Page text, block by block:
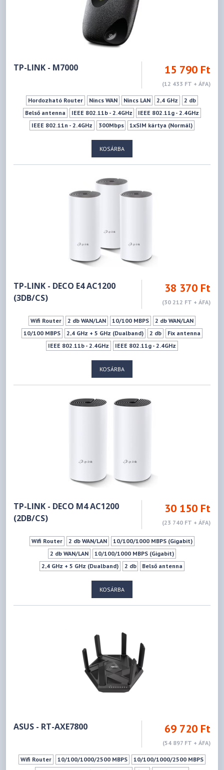
TP-LINK - M7000 15 790 Ft
(12 433 FT + ÁFA)
Hordozható Router Nincs WAN Nincs LAN 2,4 GHz
2 db
Belső antenna
IEEE 802.11b - 2.4GHz
IEEE 802.11g - 2.4GHz
IEEE 802.11n - 2.4GHz
300Mbps 1xSIM kártya (Normál)
KOSÁRBA
TP-LINK - DECO E4 AC1200
(3DB/CS)
38 370 Ft
(30 212 FT + ÁFA)
Wifi Router 2 db WAN/LAN 10/100 MBPS
2 db WAN/LAN
10/100 MBPS
2,4 GHz + 5 GHz (Dualband) 2 db
Fix antenna
IEEE 802.11b - 2.4GHz
IEEE 802.11g - 2.4GHz
300Mbps 867Mbps
KOSÁRBA
TP-LINK - DECO M4 AC1200
(2DB/CS)
30 150 Ft
(23 740 FT + ÁFA)
Wifi Router 2 db WAN/LAN
10/100/1000 MBPS (Gigabit)
2 db WAN/LAN
10/100/1000 MBPS (Gigabit)
2,4 GHz + 5 GHz (Dualband)
2 db
Belső antenna
IEEE 802.11a - 5GHz
KOSÁRBA
ASUS - RT-AXE7800 69 720 Ft
(54 897 FT + ÁFA)
Wifi Router 10/100/1000/2500 MBPS
10/100/1000/2500 MBPS